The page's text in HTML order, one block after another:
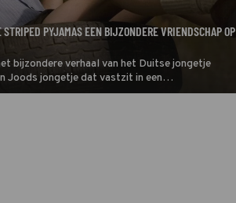
PYJAMAS EEN BIJZONDERE VRIENDSCHAP OP
bijzondere verhaal van het Duitse jongetje
Joods jongetje dat vastzit in een